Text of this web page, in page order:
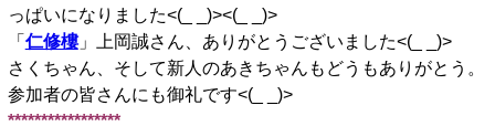
っぱいになりました<(_ _)><(_ _)>
「 仁修樓」上岡誠さん、ありがとうございました<(_ _)>
さくちゃん、そして新人のあきちゃんもどうもありがとう。
参加者の皆さんにも御礼です<(_ _)>
*****************